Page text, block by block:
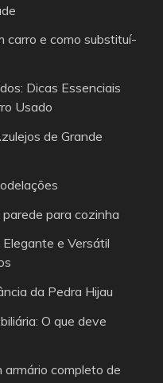
carro e como substituí-
Dicas Essenciais
Usado
de Grande
para cozinha
e Versátil
da Pedra Hijau
O que deve
armário completo de